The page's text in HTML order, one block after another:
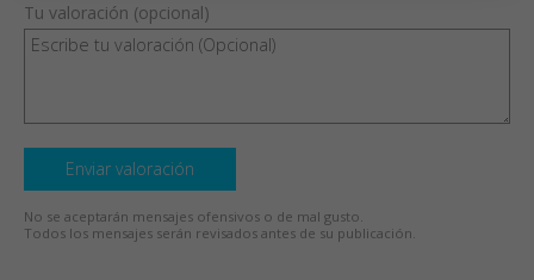
Tu valoración (opcional)
Enviar valoración
No se aceptarán mensajes ofensivos o de mal gusto.
Todos los mensajes serán revisados antes de su publicación.